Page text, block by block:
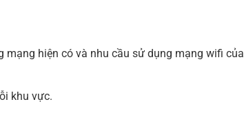
hiện có và nhu cầu sử dụng mạng wifi của
khu vực.